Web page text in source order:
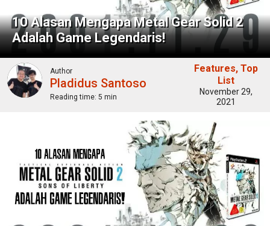
10 Alasan Mengapa Metal Gear Solid 2
Adalah Game Legendaris!
Author
Pladidus Santoso
Reading time: 5 min
Features Top
List
November 29,
2021